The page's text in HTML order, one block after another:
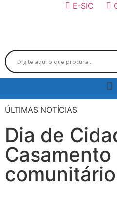
E-SIC
ÚLTIMAS NOTÍCIAS
Dia de
Casamento
comunitário